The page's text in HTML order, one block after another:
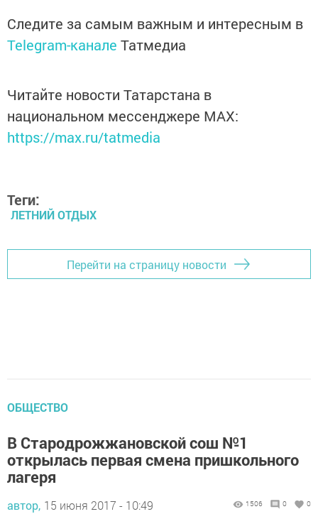
Следите за самым важным и интересным в
Telegram-канале Татмедиа
Читайте новости Татарстана в
национальном мессенджере MАХ:
https://max.ru/tatmedia
Теги:
ЛЕТНИЙ ОТДЫХ
Перейти на страницу новости
ОБЩЕСТВО
В Стародрожжановской сош №1
открылась первая смена пришкольного
лагеря
автор, 15 июня 2017 - 10:49 1506 0 0